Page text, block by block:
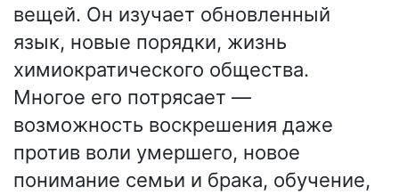
вещей. Он изучает обновленный
язык, новые порядки, жизнь
химиократического общества.
Многое его потрясает —
возможность воскрешения даже
против воли умершего, новое
понимание семьи и брака, обучение,